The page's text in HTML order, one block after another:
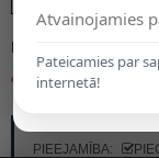
MODELIS:
44.30€
PIEEJAMĪBA:
Atvainojamies
Pateicamies par
internetā!